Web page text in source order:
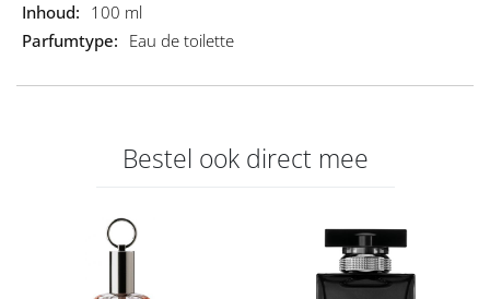
Top : mandarijn en lavendel
Hart : groene appel en viooltjes
100 ml
Eau de toilette
Bestel ook direct mee